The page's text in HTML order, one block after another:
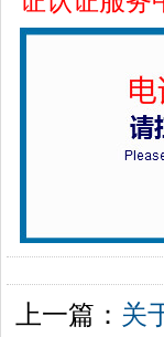
上一篇： 关